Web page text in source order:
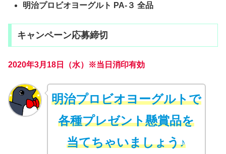
明治プロビオヨーグルト PA-３ 全品
キャンペーン応募締切
2020年3月18日（水）※当日消印有効
明治プロビオヨーグルトで
各種プレゼント懸賞品を
当てちゃいましょう♪